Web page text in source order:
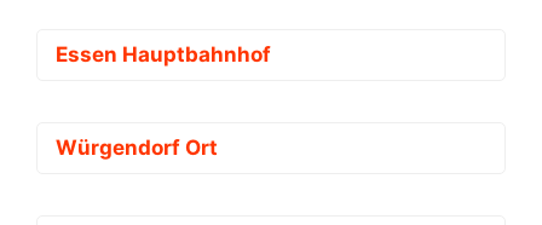
Essen Hauptbahnhof
Würgendorf Ort